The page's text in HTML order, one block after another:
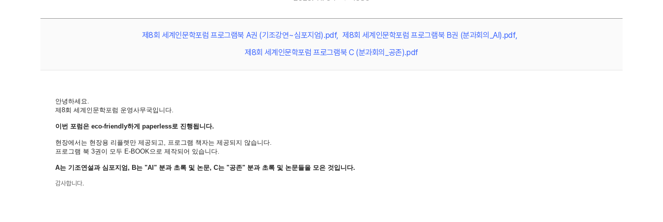
제8회 세계인문학포럼 프로그램북 A권 (기조강연~심포지엄).pdf
제8회 세계인문학포럼 프로그램북 B권 (분과회의_AI).pdf
제8회 세계인문학포럼 프로그램북 C (분과회의_공존).pdf
안녕하세요.
제8회 세계인문학포럼 운영사무국입니다.
이번 포럼은 eco-friendly하게 paperless로 진행됩니다.
현장에서는 현장용 리플렛만 제공되고, 프로그램 책자는 제공되지 않습니다.
프로그램 북 3권이 모두 E-BOOK으로 제작되어 있습니다.
A는 기조연설과 심포지엄, B는 "AI" 분과 초록 및 논문, C는 "공존" 분과 초록 및 논문들을 모은 것입니다.
감사합니다.